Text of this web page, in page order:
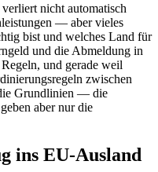
nicht automatisch
— aber vieles
bist und welches Land für
und die Abmeldung in
und gerade weil
zwischen
Grundlinien — die
aber nur die
ins EU-Ausland